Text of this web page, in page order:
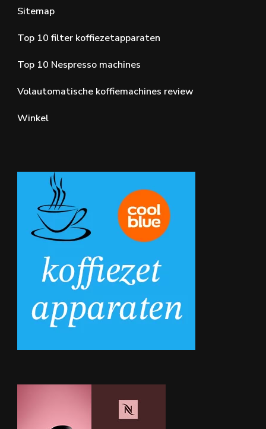
Sitemap
Top 10 filter koffiezetapparaten
Top 10 Nespresso machines
Volautomatische koffiemachines review
Winkel